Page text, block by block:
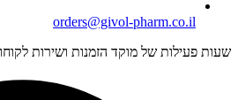
orders@givol-pharm.co.il
פעילות של מוקד הזמנות ושירות לקוחות